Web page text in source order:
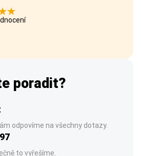
poradit?
odpovíme na všechny dotazy.
to vyřešíme.